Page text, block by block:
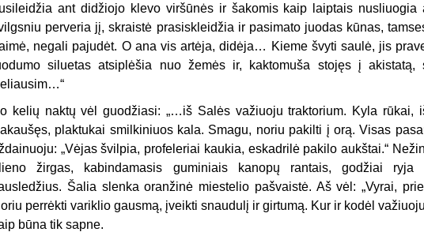
ant didžiojo klevo viršūnės ir šakomis kaip laiptais nusliuogia
perveria jį, skraistė prasiskleidžia ir pasimato juodas kūnas,
negali pajudėt. O ana vis artėja, didėja… Kieme švyti saulė, jis
siluetas atsiplėšia nuo žemės ir, kaktomuša stojęs į akistatą,
kelių naktų vėl guodžiasi: „…iš Salės važiuoju traktorium. Kyla rūkai,
plaktukai smilkiniuos kala. Smagu, noriu pakilti į orą. Visas
„Vėjas švilpia, profeleriai kaukia, eskadrilė pakilo aukštai.“
žirgas, kabindamasis guminiais kanopų rantais, godžiai ryja
Šalia slenka oranžinė miestelio pašvaistė. Aš vėl: „Vyrai,
perrėkti variklio gausmą, įveikti snaudulį ir girtumą. Kur ir kodėl
būna tik sapne.